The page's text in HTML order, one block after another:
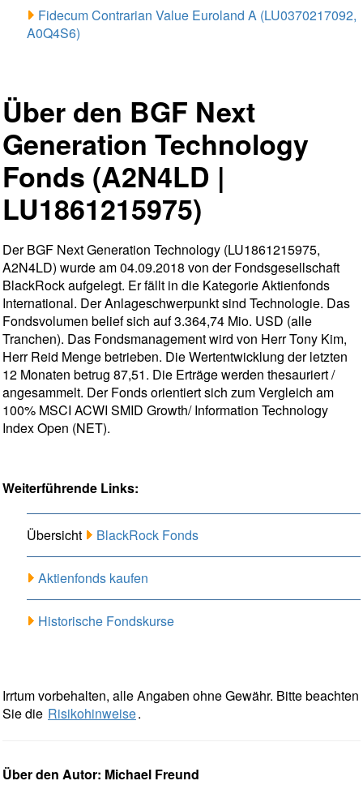
Fidecum Contrarian Value Euroland A (LU0370217092,
A0Q4S6)
Über den BGF Next
Generation Technology
Fonds (A2N4LD |
LU1861215975)
Der BGF Next Generation Technology (LU1861215975,
A2N4LD) wurde am 04.09.2018 von der Fondsgesellschaft
BlackRock aufgelegt. Er fällt in die Kategorie Aktienfonds
International. Der Anlageschwerpunkt sind Technologie. Das
Fondsvolumen belief sich auf 3.364,74 Mio. USD (alle
Tranchen). Das Fondsmanagement wird von Herr Tony Kim,
Herr Reid Menge betrieben. Die Wertentwicklung der letzten
12 Monaten betrug 87,51. Die Erträge werden thesauriert /
angesammelt. Der Fonds orientiert sich zum Vergleich am
100% MSCI ACWI SMID Growth/ Information Technology
Index Open (NET).
Weiterführende Links:
Übersicht BlackRock Fonds
Aktienfonds kaufen
Historische Fondskurse
Irrtum vorbehalten, alle Angaben ohne Gewähr. Bitte beachten
Sie die Risikohinweise.
Über den Autor: Michael Freund